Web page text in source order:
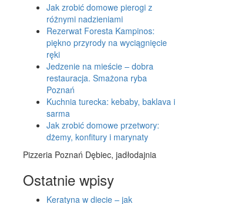
Jak zrobić domowe pierogi z
różnymi nadzieniami
Rezerwat Foresta Kampinos:
piękno przyrody na wyciągnięcie
ręki
Jedzenie na mieście – dobra
restauracja. Smażona ryba
Poznań
Kuchnia turecka: kebaby, baklava i
sarma
Jak zrobić domowe przetwory:
dżemy, konfitury i marynaty
Pizzeria Poznań Dębiec, jadłodajnia
Ostatnie wpisy
Keratyna w diecie – jak